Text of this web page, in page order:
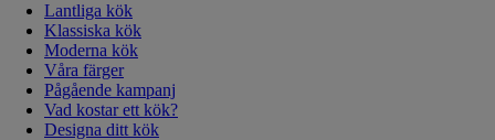
Lantliga kök
Klassiska kök
Moderna kök
Våra färger
Pågående kampanj
Vad kostar ett kök?
Designa ditt kök